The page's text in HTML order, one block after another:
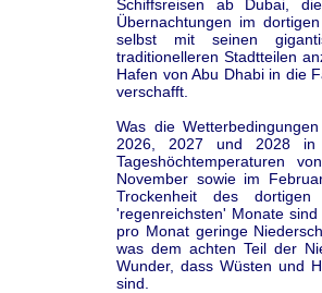
Schiffsreisen ab Dubai,
Übernachtungen im
selbst mit seinen
traditionelleren Stadtteilen
Hafen von Abu Dhabi in die
verschafft.
Was die
2026, 2027 und 2028
Tageshöchtemperaturen
November sowie im
Trockenheit des
'regenreichsten' Monate
pro Monat geringe
was dem achten Teil der
Wunder, dass Wüsten und
sind.